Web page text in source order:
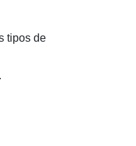
tipos de